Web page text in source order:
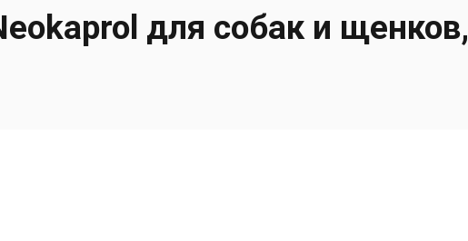
для собак и щенков,